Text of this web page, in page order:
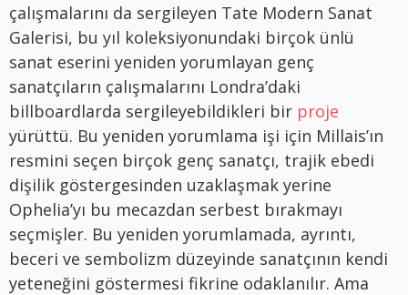
çalışmalarını da sergileyen Tate Modern Sanat
Galerisi, bu yıl koleksiyonundaki birçok ünlü
sanat eserini yeniden yorumlayan genç
sanatçıların çalışmalarını Londra’daki
billboardlarda sergileyebildikleri bir proje
yürüttü. Bu yeniden yorumlama işi için Millais’ın
resmini seçen birçok genç sanatçı, trajik ebedi
dişilik göstergesinden uzaklaşmak yerine
Ophelia’yı bu mecazdan serbest bırakmayı
seçmişler. Bu yeniden yorumlamada, ayrıntı,
beceri ve sembolizm düzeyinde sanatçının kendi
yeteneğini göstermesi fikrine odaklanılır. Ama